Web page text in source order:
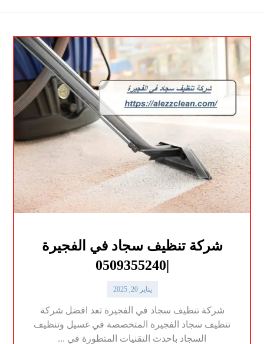
شركة تنظيف سجاد في الفجيرة
يناير 20, 2025
شركة تنظيف سجاد في الفجيرة تعد افضل شركة
تنظيف سجاد الفجيرة المتخصصة في غسيل وتنظيف
السجاد باحدث التقنيات المتطورة في ...